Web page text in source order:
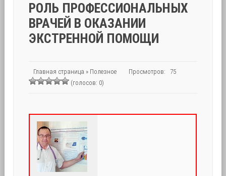
РОЛЬ ПРОФЕССИОНАЛЬНЫХ
ВРАЧЕЙ В ОКАЗАНИИ
ЭКСТРЕННОЙ ПОМОЩИ
Главная страница » Полезное
Просмотров: 75
(голосов: 0)